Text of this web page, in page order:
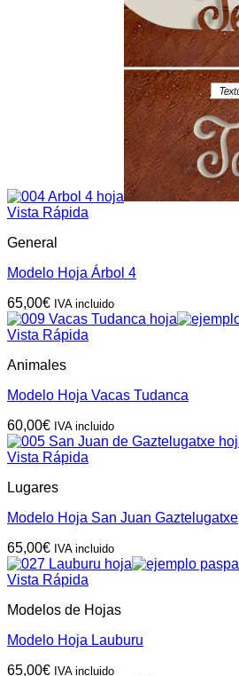
Vista Rápida
General
Modelo Hoja Árbol 4
65,00€ IVA incluido
Vista Rápida
Animales
Modelo Hoja Vacas Tudanca
60,00€ IVA incluido
Vista Rápida
Lugares
Modelo Hoja San Juan Gaztelugatxe
65,00€ IVA incluido
Vista Rápida
Modelos de Hojas
Modelo Hoja Lauburu
65,00€ IVA incluido